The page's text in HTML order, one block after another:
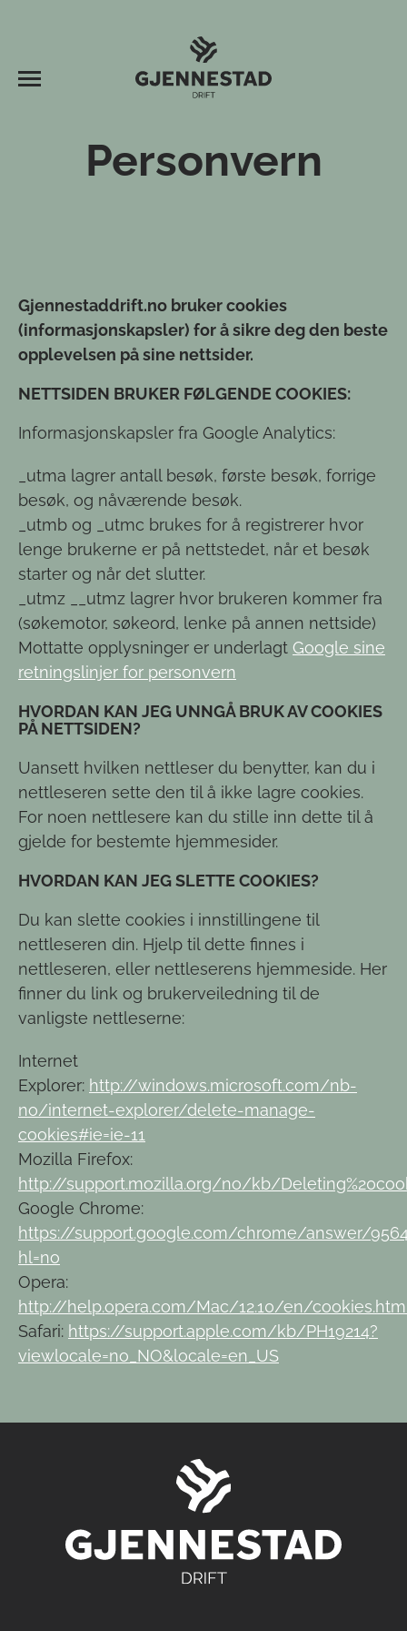
Personvern
Gjennestaddrift.no bruker cookies
(informasjonskapsler) for å sikre deg den beste
opplevelsen på sine nettsider.
NETTSIDEN BRUKER FØLGENDE COOKIES:
Informasjonskapsler fra Google Analytics:
_utma lagrer antall besøk, første besøk, forrige
besøk, og nåværende besøk.
_utmb og _utmc brukes for å registrerer hvor
lenge brukerne er på nettstedet, når et besøk
starter og når det slutter.
_utmz __utmz lagrer hvor brukeren kommer fra
(søkemotor, søkeord, lenke på annen nettside)
Mottatte opplysninger er underlagt Google sine
retningslinjer for personvern
HVORDAN KAN JEG UNNGÅ BRUK AV COOKIES
PÅ NETTSIDEN?
Uansett hvilken nettleser du benytter, kan du i
nettleseren sette den til å ikke lagre cookies.
For noen nettlesere kan du stille inn dette til å
gjelde for bestemte hjemmesider.
HVORDAN KAN JEG SLETTE COOKIES?
Du kan slette cookies i innstillingene til
nettleseren din. Hjelp til dette finnes i
nettleseren, eller nettleserens hjemmeside. Her
finner du link og brukerveiledning til de
vanligste nettleserne:
Internet
Explorer: http://windows.microsoft.com/nb-
no/internet-explorer/delete-manage-
cookies#ie=ie-11
Mozilla Firefox:
http://support.mozilla.org/no/kb/
Google Chrome:
https://support.google.com/chrome/answer/
hl=no
Opera:
http://help.opera.com/Mac/12.10/en/
Safari: https://support.apple.com/kb/PH19214?
viewlocale=no_NO&locale=en_US